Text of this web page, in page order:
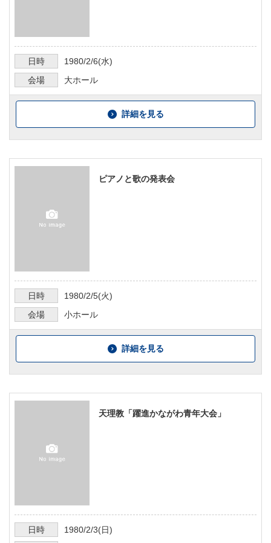
日時 1980/2/6(水)
会場
大ホール
詳細を見る
ピアノと歌の発表会
日時 1980/2/5(火)
会場
小ホール
詳細を見る
天理教「躍進かながわ青年大会」
日時 1980/2/3(日)